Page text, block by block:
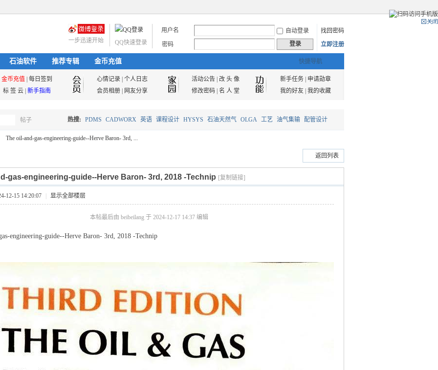
用户名 自动登录
找回密码
密码
登录 立即注册
QQ快速登录
一步迅速开始
快捷导航
石油软件 推荐专辑 金币充值
金币充值 每日签到 心情记录 个人日志 活动公告| 改 头 像 新手任务|
申请勋章
标 签 云 新手指南 会员相册 网友分享 修改密码| 名 人 堂 我的好友| 我的收藏
帖子
索
热搜: PDMS CADWORX 英语 课程设计 HYSYS 石油天然气 OLGA 工艺 油气集输 配管设计
油气储运
The oil-and-gas-engineering-guide--Herve Baron- 3rd, ...
返回列表
gas-engineering-guide--Herve Baron- 3rd, 2018 -Technip [复制链接]
12-15 14:20:07 显示全部楼层
本帖最后由 beibeilang 于 2024-12-17 14:37 编辑
engineering-guide--Herve Baron- 3rd, 2018 -Technip